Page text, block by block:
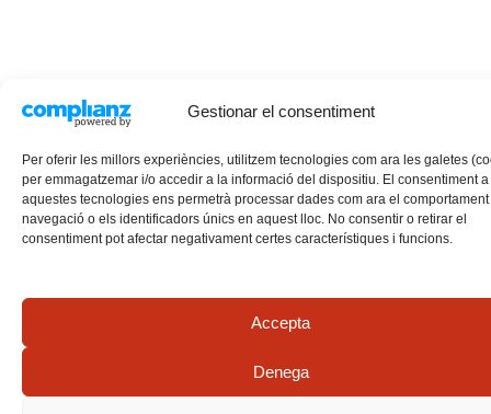
Gestionar el consentiment
Per oferir les millors experiències, utilitzem tecnologies com ara les galetes
per emmagatzemar i/o accedir a la informació del dispositiu. El consentiment a
aquestes tecnologies ens permetrà processar dades com ara el
navegació o els identificadors únics en aquest lloc. No consentir o retirar el
consentiment pot afectar negativament certes característiques i funcions.
Accepta
Denega